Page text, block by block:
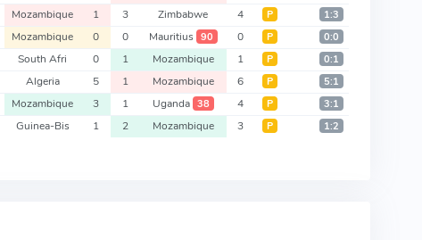
Mozambique 1 3 Zimbabwe 4 Р 1:3
Mozambique 0 0 Mauritius 90 0 Р 0:0
South Afri 0 1 Mozambique 1 Р 0:1
Algeria 5 1 Mozambique 6 Р 5:1
Mozambique 3 1 Uganda 38 4 Р 3:1
Guinea-Bis 1 2 Mozambique 3 Р 1:2